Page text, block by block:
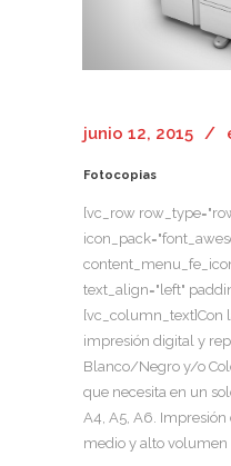
junio 12, 2015
Fotocopias
[vc_row
text_align="left"
[vc_column_text]Con
impresión digital y
Blanco/Negro y/o
que necesita en un
A4, A5, A6.
medio y alto volumen